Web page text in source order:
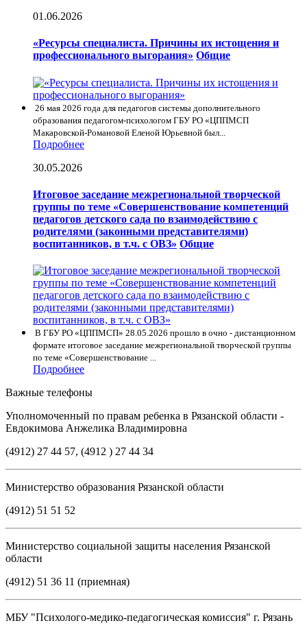
01.06.2026
«Ресурсы специалиста. Причины их истощения и
профессионального выгорания» Общие
26 мая 2026 года для педагогов системы дополнительного
образования педагогом-психологом ГБУ РО «ЦППМСП
Макаровской-Романовой Еленой Юрьевной был...
Подробнее
30.05.2026
Итоговое заседание межрегиональной творческой
группы по теме «Совершенствование компетенций
педагогов детского сада по взаимодействию с
родителями (законными представителями)
воспитанников, в т.ч. с ОВЗ» Общие
В ГБУ РО «ЦППМСП» 28.05.2026 прошло в очно - дистанционном
формате итоговое заседание межрегиональной творческой группы
по теме «Совершенствование ...
Подробнее
Важные телефоны
Уполномоченный по правам ребенка в Рязанской области -
Евдокимова Анжелика Владимировна
(4912) 27 44 57, (4912 ) 27 44 34
Министерство образования Рязанской области
(4912) 51 51 52
Министерство социальной защиты населения Рязанской
области
(4912) 51 36 11 (приемная)
МБУ "Психолого-медико-педагогическая комиссия" г. Рязань